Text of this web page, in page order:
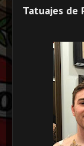
Tatuajes de